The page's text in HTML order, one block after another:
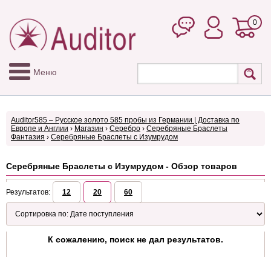
0
Меню
Auditor585 – Русское золото 585 пробы из Германии | Доставка по
Европе и Англии › Магазин › Серебро › Серебряные Браслеты
Фантазия › Серебряные Браслеты с Изумрудом
Серебряные Браслеты с Изумрудом - Обзор товаров
Результатов: 12 20 60
К сожалению, поиск не дал результатов.